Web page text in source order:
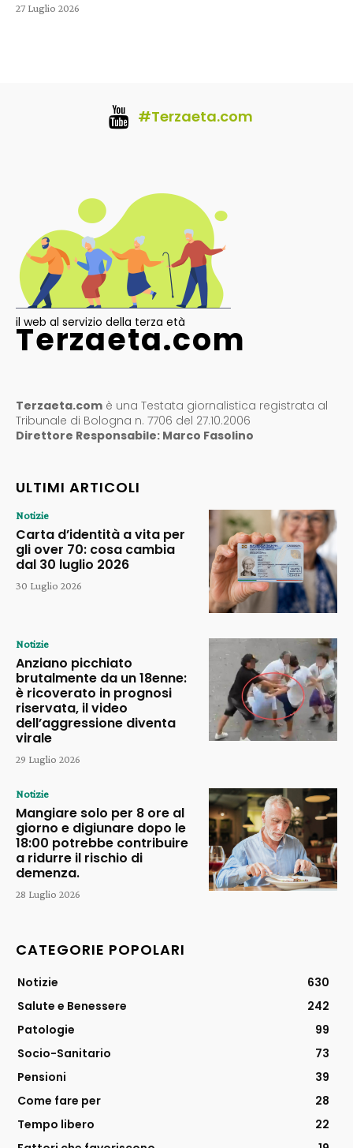
27 Luglio 2026
#Terzaeta.com
il web al servizio della terza età
Terzaeta.com
Terzaeta.com è una Testata giornalistica registrata al
Tribunale di Bologna n. 7706 del 27.10.2006
Direttore Responsabile: Marco Fasolino
ULTIMI ARTICOLI
Notizie
Carta d’identità a vita per
gli over 70: cosa cambia
dal 30 luglio 2026
30 Luglio 2026
Notizie
Anziano picchiato
brutalmente da un 18enne:
è ricoverato in prognosi
riservata, il video
dell’aggressione diventa
virale
29 Luglio 2026
Notizie
Mangiare solo per 8 ore al
giorno e digiunare dopo le
18:00 potrebbe contribuire
a ridurre il rischio di
demenza.
28 Luglio 2026
CATEGORIE POPOLARI
Notizie
630
Salute e Benessere
242
Patologie
99
Socio-Sanitario
73
Pensioni
39
Come fare per
28
Tempo libero
22